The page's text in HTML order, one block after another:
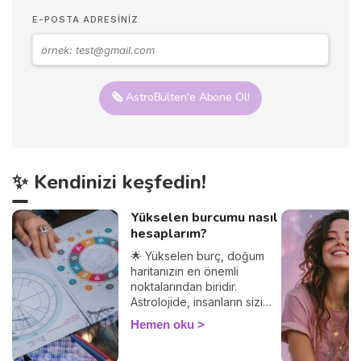
E-POSTA ADRESINIZ
🗞️ AstroBülten'e Abone Ol!
✨ Kendinizi keşfedin!
Yükselen burcumu nasıl
hesaplarım?
🌟 Yükselen burç, doğum
haritanızın en önemli
noktalarından biridir.
Astrolojide, insanların sizi
nasıl gördüğünü ve
diğerleriyle olan
Hemen oku